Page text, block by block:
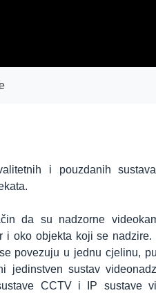
i pouzdanih
da su nadzorne
i oko objekta koji se nadzire.
povezuju u jednu cjelinu,
jedinstven sustav
CCTV i IP sustave